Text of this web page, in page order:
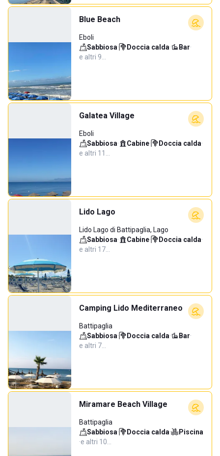
Blue Beach
Eboli
Sabbiosa· Doccia calda· Bar·
e altri 9…
Galatea Village
Eboli
Sabbiosa· Cabine· Doccia calda·
e altri 11…
Lido Lago
Lido Lago di Battipaglia, Lago
Sabbiosa· Cabine· Doccia calda·
e altri 17…
Camping Lido Mediterraneo
Battipaglia
Sabbiosa· Doccia calda· Bar·
e altri 7…
Miramare Beach Village
Battipaglia
Sabbiosa· Doccia calda·
Piscina
·e altri 10…